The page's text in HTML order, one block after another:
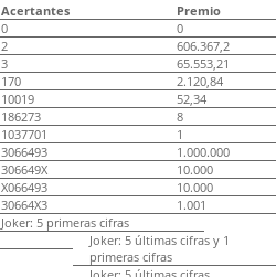
Acertantes
Premio
0
0
2
606.367,2
3
65.553,21
170
2.120,84
10019
52,34
186273
8
1037701
1
3066493
1.000.000
306649X
10.000
X066493
10.000
30664X3
1.001
Joker: 5 primeras cifras
Joker: 5 últimas cifras y 1
primeras cifras
Joker: 5 últimas cifras